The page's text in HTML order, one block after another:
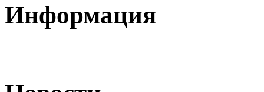
Информация